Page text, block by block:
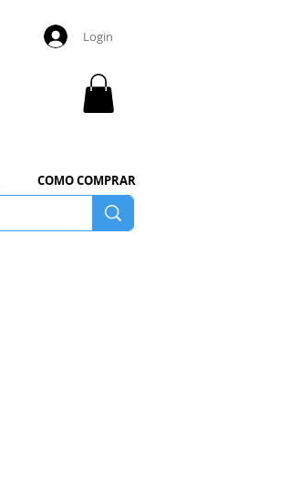
Login
COMO COMPRAR